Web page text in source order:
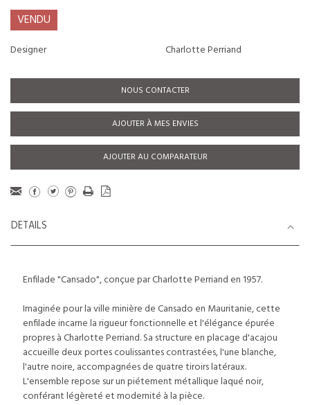
VENDU
Designer Charlotte Perriand
NOUS CONTACTER
AJOUTER À MES ENVIES
AJOUTER AU COMPARATEUR
DETAILS
Enfilade "Cansado", conçue par Charlotte Perriand en 1957.
Imaginée pour la ville minière de Cansado en Mauritanie, cette
enfilade incarne la rigueur fonctionnelle et l'élégance épurée
propres à Charlotte Perriand. Sa structure en placage d'acajou
accueille deux portes coulissantes contrastées, l'une blanche,
l'autre noire, accompagnées de quatre tiroirs latéraux.
L'ensemble repose sur un piétement métallique laqué noir,
conférant légèreté et modernité à la pièce.